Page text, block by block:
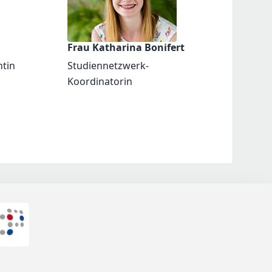
Frau Katharina Bonifert
Studiennetzwerk-
Koordinatorin